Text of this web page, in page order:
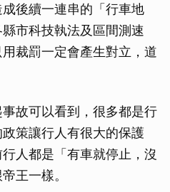
後續一連串的「行車地
市科技執法及區間測速
裁罰一定會產生對立，道
故可以看到，很多都是行
策讓行人有很大的保護
人都是「有車就停止，沒
王一樣。